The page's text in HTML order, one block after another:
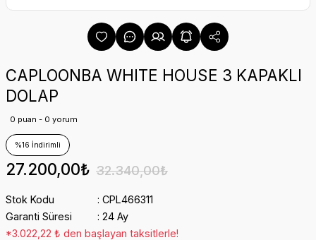
CAPLOONBA WHITE HOUSE 3 KAPAKLI
DOLAP
0 puan - 0 yorum
%16 İndirimli
27.200,00₺ 32.340,00₺
Stok Kodu
CPL466311
Garanti Süresi
24 Ay
*3.022,22 ₺ den başlayan taksitlerle!